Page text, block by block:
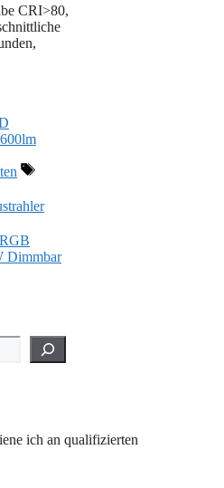
CRI>80,
Schlagwörter
Dimmbar
ich an qualifizierten